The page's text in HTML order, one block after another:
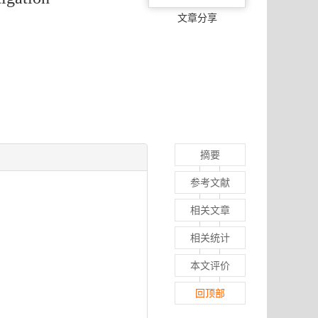
文章分享
摘要
参考文献
相关文章
相关统计
本文评价
回顶部